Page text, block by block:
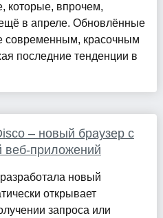
которые, впрочем,
в апреле. Обновлённые
современным, красочным
последние тенденции в
– новый браузер с
веб-приложений
новый
открывает
запроса или